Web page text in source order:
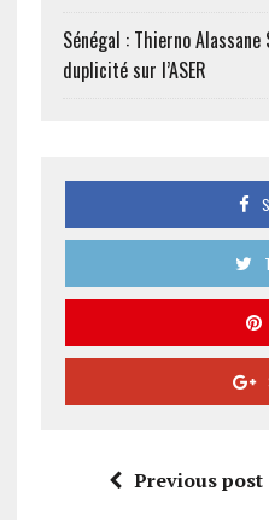
Sénégal : Thierno
duplicité sur l’ASER
Previous post